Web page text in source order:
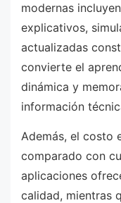
modernas
explicativos,
actualizadas
convierte el
dinámica y
información
Además, el costo
comparado con
aplicaciones
calidad, mientras